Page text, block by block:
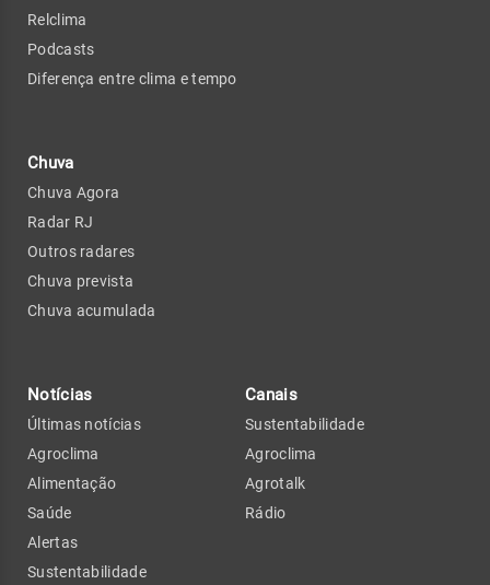
Relclima
Podcasts
Diferença entre clima e tempo
Chuva
Chuva Agora
Radar RJ
Outros radares
Chuva prevista
Chuva acumulada
Notícias
Últimas notícias
Agroclima
Alimentação
Saúde
Alertas
Sustentabilidade
Canais
Sustentabilidade
Agroclima
Agrotalk
Rádio